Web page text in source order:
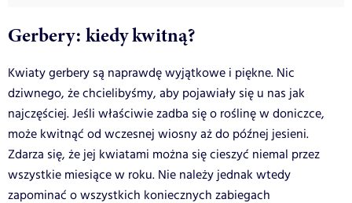
Gerbery: kiedy kwitną?
Kwiaty gerbery są naprawdę wyjątkowe i piękne. Nic
dziwnego, że chcielibyśmy, aby pojawiały się u nas jak
najczęściej. Jeśli właściwie zadba się o roślinę w doniczce,
może kwitnąć od wczesnej wiosny aż do późnej jesieni.
Zdarza się, że jej kwiatami można się cieszyć niemal przez
wszystkie miesiące w roku. Nie należy jednak wtedy
zapominać o wszystkich koniecznych zabiegach